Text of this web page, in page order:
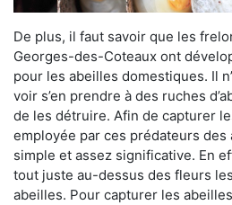
De plus, il faut savoir que les
Georges-des-Coteaux ont
pour les abeilles domestiques. Il
voir s’en prendre à des ruches
de les détruire. Afin de capturer
employée par ces prédateurs
simple et assez significative. En
tout juste au-dessus des fleurs
abeilles. Pour capturer les